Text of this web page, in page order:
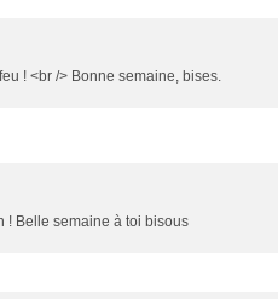
! <br /> Bonne semaine, bises.
! Belle semaine à toi bisous